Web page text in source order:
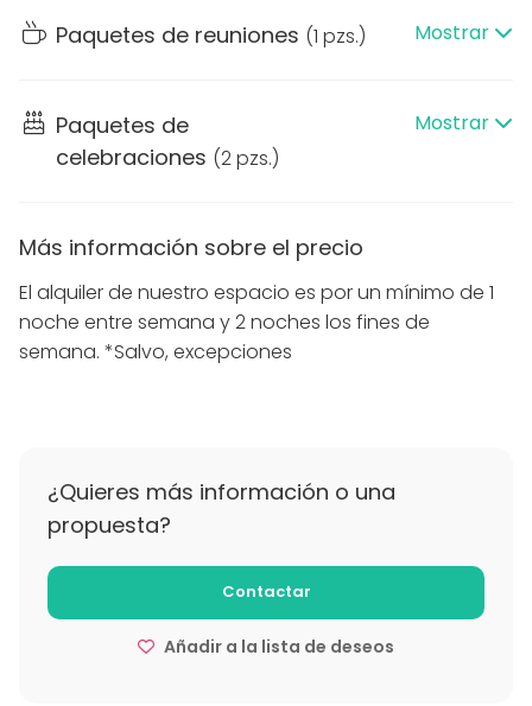
actividades empresariales como team buildings. Su
ubicación cerca del parque natural del Garraf, a
quads, kayaks y paddle surf, proporcionando un
toque especial para cualquier ocasión.
una noche entre semana y dos noches los fines de
Desde octubre hasta marzo, la masía se puede
reservar tanto entre semana como los fines de
semana, brindando flexibilidad para disfrutar de este
Paquetes de reuniones (1 pzs.) Mostrar
Paquetes de
celebraciones (2 pzs.)
Mostrar
Más información sobre el precio
El alquiler de nuestro espacio es por un mínimo de 1
noche entre semana y 2 noches los fines de
semana. *Salvo, excepciones
¿Quieres más información o una
propuesta?
Contactar
Añadir a la lista de deseos